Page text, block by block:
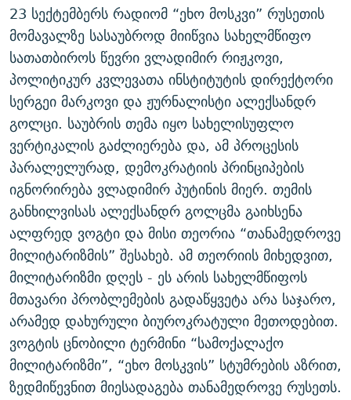
ᲐᲒᲕᲘᲡᲢᲝᲡ ᲝᲛᲘ
ПРИВЕТ ᲙᲣᲚᲢᲣᲠᲐ
23 სექტემბერს რადიომ “ეხო მოსკვი” რუსეთის
მომავალზე სასაუბროდ მიიწვია სახელმწიფო
სათათბიროს წევრი ვლადიმირ რიჟკოვი,
პოლიტიკურ კვლევათა ინსტიტუტის დირექტორი
სერგეი მარკოვი და ჟურნალისტი ალექსანდრ
გოლცი. საუბრის თემა იყო სახელისუფლო
ვერტიკალის გაძლიერება და, ამ პროცესის
პარალელურად, დემოკრატიის პრინციპების
იგნორირება ვლადიმირ პუტინის მიერ. თემის
განხილვისას ალექსანდრ გოლცმა გაიხსენა
ალფრედ ვოგტი და მისი თეორია “თანამედროვე
მილიტარიზმის” შესახებ. ამ თეორიის მიხედვით,
მილიტარიზმი დღეს - ეს არის სახელმწიფოს
მთავარი პრობლემების გადაწყვეტა არა საჯარო,
არამედ დახურული ბიუროკრატული მეთოდებით.
ვოგტის ცნობილი ტერმინი “სამოქალაქო
მილიტარიზმი”, “ეხო მოსკვის” სტუმრების აზრით,
ზედმიწევნით მიესადაგება თანამედროვე რუსეთს.